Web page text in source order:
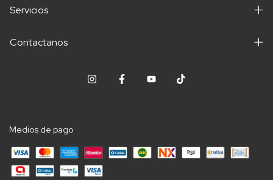
Servicios
Contactanos
Medios de pago